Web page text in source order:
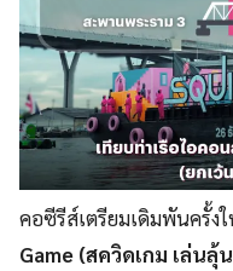
คอซีรีส์เตรียมเดิมพันครั้ง
Game (สควิดเกม เล่นลุ้